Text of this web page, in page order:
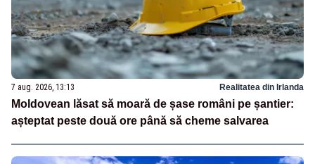
7 aug. 2026, 13:13 Realitatea din Irlanda
Moldovean lăsat să moară de șase români pe șantier:
așteptat peste două ore până să cheme salvarea